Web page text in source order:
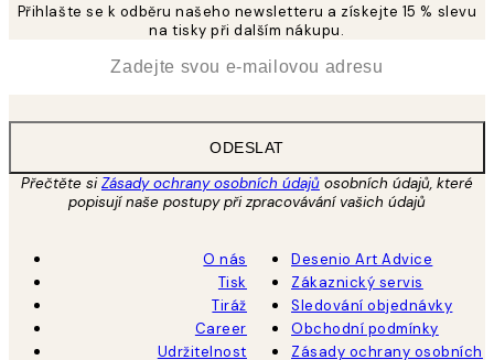
Přihlašte se k odběru našeho newsletteru a získejte 15 % slevu
na tisky při dalším nákupu.
ODESLAT
Přečtěte siZásady ochrany osobních údajů osobních údajů, které
popisují naše postupy při zpracovávání vašich údajů
O nás
Tisk
Tiráž
Career
Udržitelnost
Desenio Art Advice
Zákaznický servis
Sledování objednávky
Obchodní podmínky
Zásady ochrany osobních